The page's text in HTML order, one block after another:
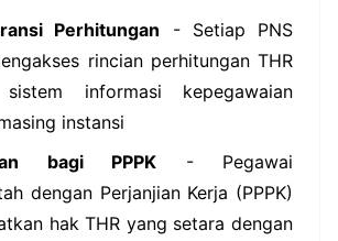
Perhitungan - Setiap PNS
rincian perhitungan THR
informasi kepegawaian
instansi
bagi PPPK - Pegawai
dengan Perjanjian Kerja (PPPK)
hak THR yang setara dengan